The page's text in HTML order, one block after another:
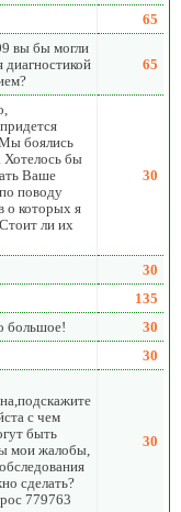
65
вы бы могли
диагностикой
65
боялись
Хотелось бы
Ваше
поводу
о которых я
ли их
30
30
135
большое!
30
30
с чем
быть
мои жалобы,
сделать?
779763
30